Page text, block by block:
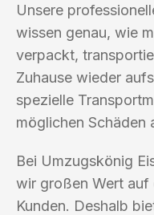
Unsere
wissen genau, wie
verpackt,
Zuhause wieder
spezielle
möglichen Schäden
Bei Umzugskönig
wir großen Wert auf
Kunden. Deshalb